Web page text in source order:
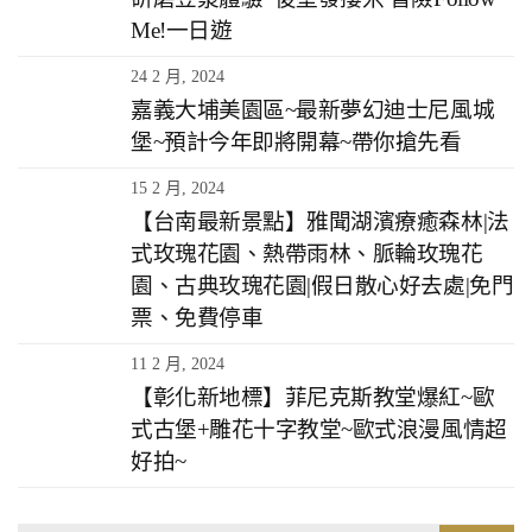
Me!一日遊
24 2 月, 2024
嘉義大埔美園區~最新夢幻迪士尼風城
堡~預計今年即將開幕~帶你搶先看
15 2 月, 2024
【台南最新景點】雅聞湖濱療癒森林|法
式玫瑰花園、熱帶雨林、脈輪玫瑰花
園、古典玫瑰花園|假日散心好去處|免門
票、免費停車
11 2 月, 2024
【彰化新地標】菲尼克斯教堂爆紅~歐
式古堡+雕花十字教堂~歐式浪漫風情超
好拍~